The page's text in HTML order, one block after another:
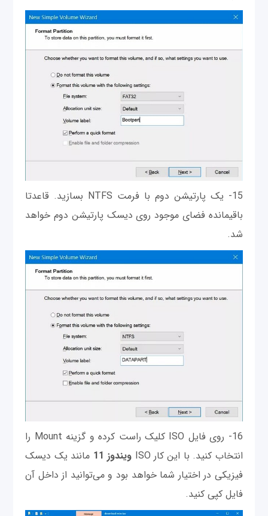
15- یک پارتیشن دوم با فرمت NTFS بسازید. قاعدتا
باقیمانده فضای موجود روی دیسک پارتیشن دوم خواهد
شد.
16- روی فایل ISO کلیک راست کرده و گزینه Mount را
انتخاب کنید. با این کار ISO
ویندوز 11
مانند یک دیسک
فیزیکی در اختیار شما خواهد بود و می‌توانید از داخل آن
فایل کپی کنید.